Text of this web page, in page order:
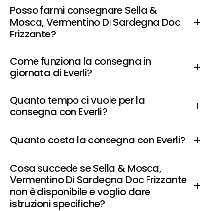
Posso farmi consegnare Sella &
Mosca, Vermentino Di Sardegna Doc
Frizzante?
Come funziona la consegna in
giornata di Everli?
Quanto tempo ci vuole per la
consegna con Everli?
Quanto costa la consegna con Everli?
Cosa succede se Sella & Mosca,
Vermentino Di Sardegna Doc Frizzante
non è disponibile e voglio dare
istruzioni specifiche?